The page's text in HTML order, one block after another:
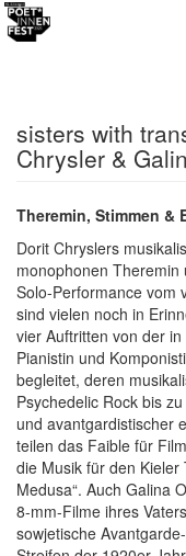
sisters with
Chrysler &
Theremin, Stimmen &
Dorit Chryslers
monophonen
Solo-Performance vom
sind vielen noch in
vier Auftritten von der
Pianistin und
begleitet, deren
Psychedelic Rock bis
und avantgardistischer
teilen das Faible für
die Musik für den Kieler
Medusa“. Auch Galina
8-mm-Filme ihres
sowjetische